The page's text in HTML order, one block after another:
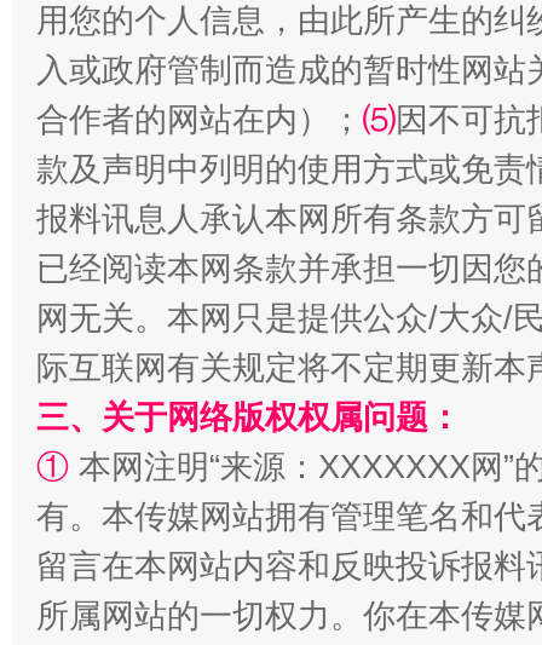
用您的个人信息，由此所产生的纠
入或政府管制而造成的暂时性网
合作者的网站在内）； ⑸因不可抗
款及声明中列明的使用方式或免责
报料讯息人承认本网所有条款方
已经阅读本网条款并承担一切因
网无关。本网只是提供公众/大众/
际互联网有关规定将不定期更新本
三、关于网络版权权属问题：
① 本网注明“来源：XXXXXXX网”
有。本传媒网站拥有管理笔名和
留言在本网站内容和反映投诉报
所属网站的一切权力。你在本传